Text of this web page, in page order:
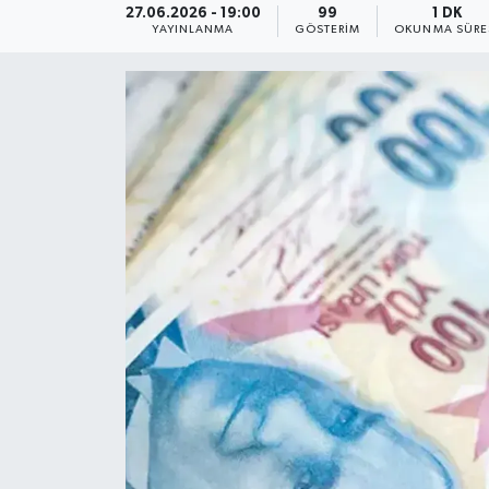
27.06.2026 - 19:00
YAYINLANMA
99
GÖSTERIM
1 DK
OKUNMA